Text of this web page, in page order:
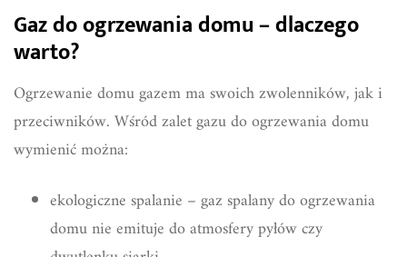
Gaz do ogrzewania domu – dlaczego
warto?
Ogrzewanie domu gazem ma swoich zwolenników, jak i
przeciwników. Wśród zalet gazu do ogrzewania domu
wymienić można:
ekologiczne spalanie – gaz spalany do ogrzewania
domu nie emituje do atmosfery pyłów czy